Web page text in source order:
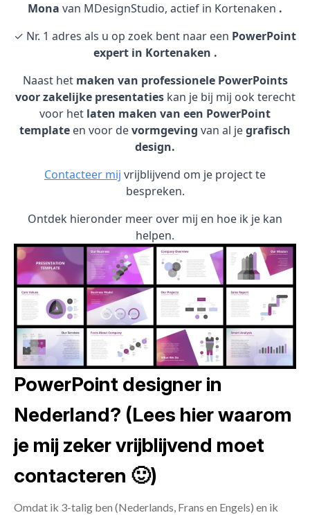
Mona van MDesignStudio, actief in Kortenaken .
✓ Nr. 1 adres als u op zoek bent naar een PowerPoint
expert in Kortenaken .
Naast het maken van professionele PowerPoints
voor zakelijke presentatieskan je bij mij ook terecht
voor het laten maken van een PowerPoint
template en voor devormgeving van al jegrafisch
design.
Contacteer mij vrijblijvend om je project te
bespreken.
Ontdek hieronder meer over mij en hoe ik je kan
helpen.
PowerPoint designer in
Nederland? (Lees hier waarom
je mij zeker vrijblijvend moet
contacteren 🙂)
Omdat ik 3-talig ben (Nederlands, Frans en Engels) en ik